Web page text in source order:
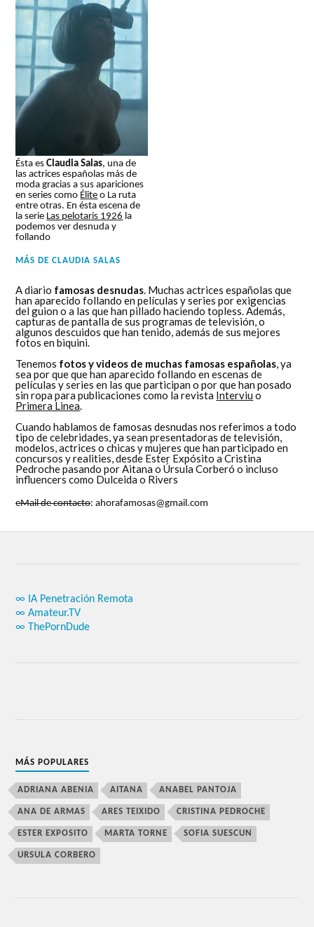
Ésta esClaudia Salas, una de
las actrices españolas más de
moda gracias a sus apariciones
en series como Élite o La ruta
entre otras. En ésta escena de
la serie Las pelotaris 1926 la
podemos ver desnuda y
follando
MÁS DECLAUDIA SALAS
A diario famosas desnudas. Muchas actrices españolas que
han aparecido follando en películas y series por exigencias
del guion o a las que han pillado haciendo topless. Además,
capturas de pantalla de sus programas de televisión, o
algunos descuidos que han tenido, además de sus mejores
fotos en biquini.
Tenemos fotos y videos de muchas famosas españolas, ya
sea por que que han aparecido follando en escenas de
películas y series en las que participan o por que han posado
sin ropa para publicaciones como la revista Interviu o
Primera Linea.
Cuando hablamos de famosas desnudas nos referimos a todo
tipo de celebridades, ya sean presentadoras de televisión,
modelos, actrices o chicas y mujeres que han participado en
concursos y realities, desde Ester Expósito a Cristina
Pedroche pasando por Aitana o Úrsula Corberó o incluso
influencers como Dulceida o Rivers
eMail de contacto: ahorafamosas@gmail.com
∞ IA Penetración Remota
∞ Amateur.TV
∞ ThePornDude
MÁS POPULARES
ADRIANA ABENIA AITANA ANABEL PANTOJA
ANA DE ARMAS ARES TEIXIDO CRISTINA PEDROCHE
ESTER EXPOSITO MARTA TORNE SOFIA SUESCUN
URSULA CORBERO